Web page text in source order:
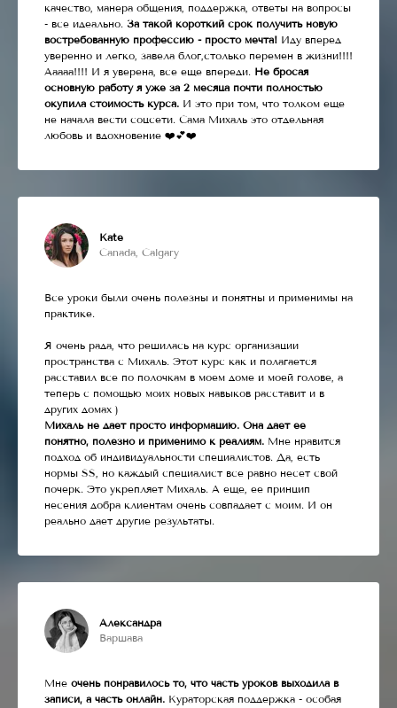
качество, манера общения, поддержка, ответы на вопросы
- все идеально. За такой короткий срок получить новую
востребованную профессию - просто мечта! Иду вперед
уверенно и легко, завела блог,столько перемен в жизни!!!!
Ааааа!!!! И я уверена, все еще впереди. Не бросая
основную работу я уже за 2 месяца почти полностью
окупила стоимость курса. И это при том, что толком еще
не начала вести соцсети. Сама Михаль это отдельная
любовь и вдохновение ❤️💕❤️
Kate
Canada, Calgary
Все уроки были очень полезны и понятны и применимы на
практике.
Я очень рада, что решилась на курс организации
пространства с Михаль. Этот курс как и полагается
расставил все по полочкам в моем доме и моей голове, а
теперь с помощью моих новых навыков расставит и в
других домах )
Михаль не дает просто информацию. Она дает ее
понятно, полезно и применимо к реалиям. Мне нравится
подход об индивидуальности специалистов. Да, есть
нормы SS, но каждый специалист все равно несет свой
почерк. Это укрепляет Михаль. А еще, ее принцип
несения добра клиентам очень совпадает с моим. И он
реально дает другие результаты.
Александра
Варшава
Мне очень понравилось то, что часть уроков выходила в
записи, а часть онлайн. Кураторская поддержка - особая